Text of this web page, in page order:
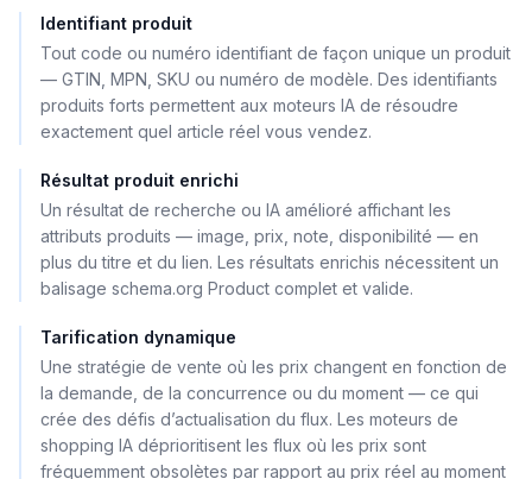
Identifiant produit
Tout code ou numéro identifiant de façon unique un produit
— GTIN, MPN, SKU ou numéro de modèle. Des identifiants
produits forts permettent aux moteurs IA de résoudre
exactement quel article réel vous vendez.
Résultat produit enrichi
Un résultat de recherche ou IA amélioré affichant les
attributs produits — image, prix, note, disponibilité — en
plus du titre et du lien. Les résultats enrichis nécessitent un
balisage schema.org Product complet et valide.
Tarification dynamique
Une stratégie de vente où les prix changent en fonction de
la demande, de la concurrence ou du moment — ce qui
crée des défis d’actualisation du flux. Les moteurs de
shopping IA déprioritisent les flux où les prix sont
fréquemment obsolètes par rapport au prix réel au moment